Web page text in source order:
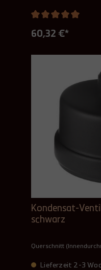
60,32 €*
Kondensat-
schwarz
Querschnitt
Lieferzeit 2-3